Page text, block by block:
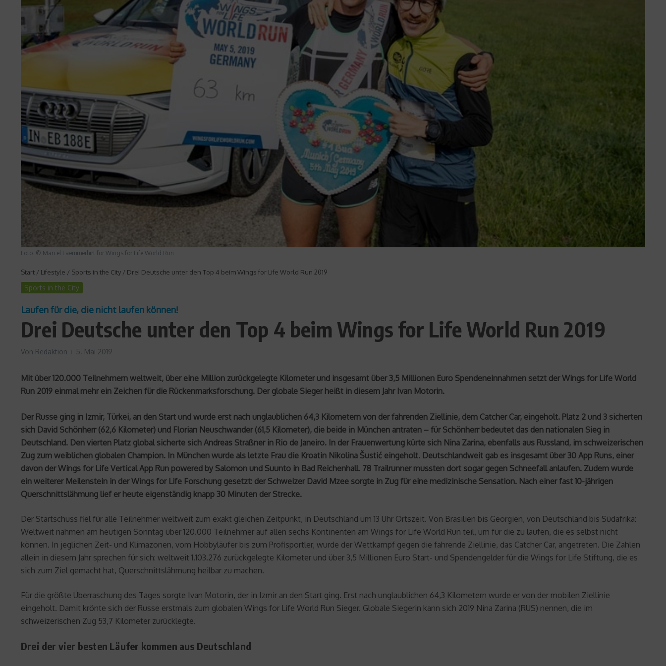
Foto: © Marcel Laemmerhirt for Wings for Life World Run
Start / Lifestyle / Sports in the City / Drei Deutsche unter den Top 4 beim Wings for Life World Run 2019
Sports in the City
Laufen für die, die nicht laufen können!
Drei Deutsche unter den Top 4 beim Wings for Life World Run 2019
Von Redaktion 5. Mai 2019
Mit über 120.000 Teilnehmern weltweit, über eine Million zurückgelegte Kilometer und insgesamt über 3,5 Millionen Euro Spendeneinnahmen setzt der Wings for Life World
Run 2019 einmal mehr ein Zeichen für die Rückenmarksforschung. Der globale Sieger heißt in diesem Jahr Ivan Motorin.
Der Russe ging in Izmir, Türkei, an den Start und wurde erst nach unglaublichen 64,3 Kilometern von der fahrenden Ziellinie, dem Catcher Car, eingeholt. Platz 2 und 3 sicherten
sich David Schönherr (62,6 Kilometer) und Florian Neuschwander (61,5 Kilometer), die beide in München antraten – für Schönherr bedeutet das den nationalen Sieg in
Deutschland. Den vierten Platz global sicherte sich Andreas Straßner in Rio de Janeiro. In der Frauenwertung kürte sich Nina Zarina, ebenfalls aus Russland, im schweizerischen
Zug zum weiblichen globalen Champion. In München wurde als letzte Frau die Kroatin Nikolina Šustić eingeholt. Deutschlandweit gab es insgesamt über 30 App Runs, einer
davon der Wings for Life Vertical App Run powered by Salomon und Suunto in Bad Reichenhall. 78 Trailrunner mussten dort sogar gegen Schneefall anlaufen. Zudem wurde
ein weiterer Meilenstein in der Wings for Life Forschung gesetzt: der Schweizer David Mzee sorgte in Zug für eine medizinische Sensation. Nach einer fast 10-jährigen
Querschnittslähmung lief er heute eigenständig knapp 30 Minuten der Strecke.
Der Startschuss fiel für alle Teilnehmer weltweit zum exakt gleichen Zeitpunkt, in Deutschland um 13 Uhr Ortszeit. Von Brasilien bis Georgien, von Deutschland bis Südafrika:
Weltweit nahmen am heutigen Sonntag über 120.000 Teilnehmer auf allen sechs Kontinenten am Wings for Life World Run teil, um für die zu laufen, die es selbst nicht
können. In jeglichen Zeit- und Klimazonen, vom Hobbyläufer bis zum Profisportler, wurde der Wettkampf gegen die fahrende Ziellinie, das Catcher Car, angetreten. Die Zahlen
allein in diesem Jahr sprechen für sich: weltweit 1.103.276 zurückgelegte Kilometer und über 3,5 Millionen Euro Start- und Spendengelder für die Wings for Life Stiftung, die es
sich zum Ziel gemacht hat, Querschnittslähmung heilbar zu machen.
Für die größte Überraschung des Tages sorgte Ivan Motorin, der in Izmir an den Start ging. Erst nach unglaublichen 64,3 Kilometern wurde er von der mobilen Ziellinie
eingeholt. Damit krönte sich der Russe erstmals zum globalen Wings for Life World Run Sieger. Globale Siegerin kann sich 2019 Nina Zarina (RUS) nennen, die im
schweizerischen Zug 53,7 Kilometer zurücklegte.
Drei der vier besten Läufer kommen aus Deutschland